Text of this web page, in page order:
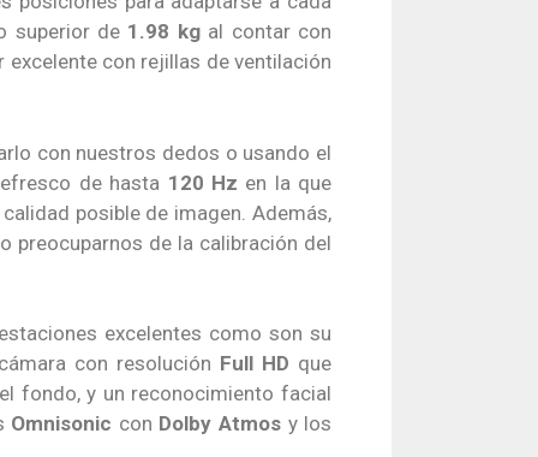
superior de 1.98 kgal contar con
con rejillas de ventilación
con nuestros dedos o usando el
de hasta 120 Hz en la que
posible de imagen. Además,
preocuparnos de la calibración del
excelentes como son su
con resolución Full HD que
fondo, y un reconocimiento facial
Omnisonic con Dolby Atmosy los